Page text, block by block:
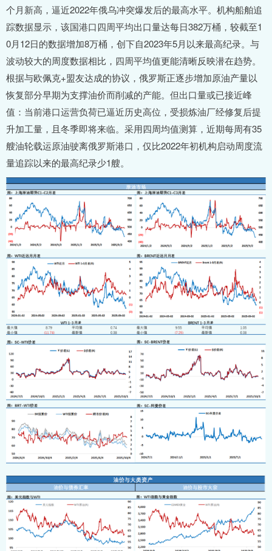
个月新高，逼近2022年俄乌冲突爆发后的最高水平。机构船舶追
踪数据显示，该国港口四周平均出口量达每日382万桶，较截至1
0月12日的数据增加8万桶，创下自2023年5月以来最高纪录。与
波动较大的周度数据相比，四周平均值更能清晰反映潜在趋势。
根据与欧佩克+盟友达成的协议，俄罗斯正逐步增加原油产量以
恢复部分早期为支撑油价而削减的产能。但出口量或已接近峰
值：当前港口运营负荷已逼近历史高位，受损炼油厂经修复后提
升加工量，且冬季即将来临。采用四周均值测算，近期每周有35
艘油轮载运原油驶离俄罗斯港口，仅比2022年初机构启动周度流
量追踪以来的最高纪录少1艘。